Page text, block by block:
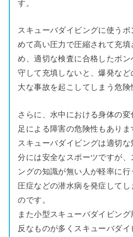
す。
スキューバダイビングに使う
めて高い圧力で圧縮されて充填
め、適切な検査に合格したボ
守して充填しないと、爆発な
大な事故を起こしてしまう危険
さらに、水中における身体の
足による障害の危険性もありま
スキューバダイビングは適切
分には安全なスポーツですが
ングの知識が無い人が軽率に
圧症などの潜水病を発症してし
のです。
また小型スキューバダイビン
反なものが多くスキューバダ